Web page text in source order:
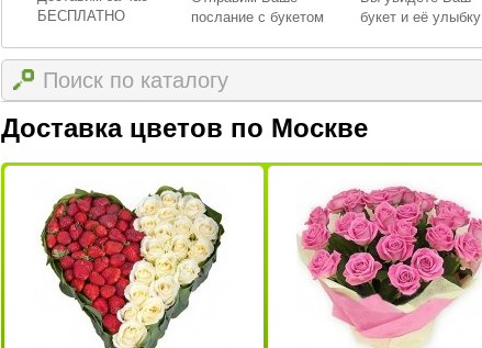
БЕСПЛАТНО
послание с букетом
букет и её улыбку
Доставка цветов по Москве